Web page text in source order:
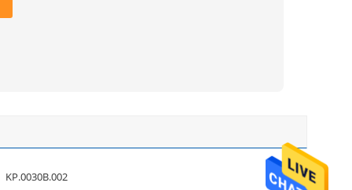
KP.0030B.002